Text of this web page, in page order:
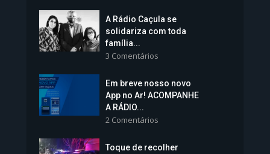
Vice-Prefeita Sheila Lemos
tomará posse nesta...
1.101 Modos de exibição
A Rádio Caçula se
solidariza com toda
família...
3 Comentários
Em breve nosso novo
App no Ar! ACOMPANHE
A RÁDIO...
2 Comentários
Toque de recolher